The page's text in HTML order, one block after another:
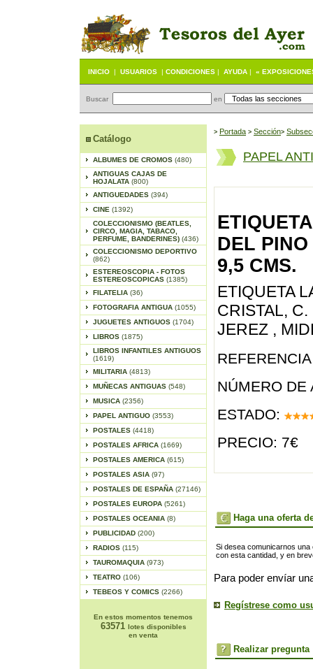
INICIO | USUARIOS | CONDICIONES | AYUDA | «
Buscar en
Catálogo
ALBUMES DE CROMOS (480)
ANTIGUAS CAJAS DE
HOJALATA (800)
ANTIGUEDADES (394)
CINE (1392)
COLECCIONISMO (BEATLES,
CIRCO, MAGIA, TABACO,
PERFUME, BANDERINES) (436)
COLECCIONISMO DEPORTIVO
(862)
ESTEREOSCOPIA - FOTOS
ESTEREOSCOPICAS (1385)
FILATELIA (36)
FOTOGRAFIA ANTIGUA (1055)
JUGUETES ANTIGUOS (1704)
LIBROS (1875)
LIBROS INFANTILES ANTIGUOS
(1619)
MILITARIA (4813)
MUÑECAS ANTIGUAS (548)
MUSICA (2356)
PAPEL ANTIGUO (3553)
POSTALES (4418)
POSTALES AFRICA (1669)
POSTALES AMERICA (615)
POSTALES ASIA (97)
POSTALES DE ESPAÑA (27146)
POSTALES EUROPA (5261)
POSTALES OCEANIA (8)
PUBLICIDAD (200)
RADIOS (115)
TAUROMAQUIA (973)
TEATRO (106)
TEBEOS Y COMICS (2266)
En estos momentos tenemos
63571 lotes disponibles
en venta
> Portada > Sección>
PAPEL
DEL
9,5 CMS.
ETIQUETA
CRISTAL,
JEREZ ,
NÚMERO DE
ESTADO:
PRECIO: 7€
Haga una oferta
Si desea comunicarnos
con esta cantidad, y en
Para poder envíar
Regístrese como
Realizar pregunta